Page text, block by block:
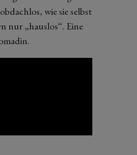
wie sie selbst
nur „hauslos“. Eine